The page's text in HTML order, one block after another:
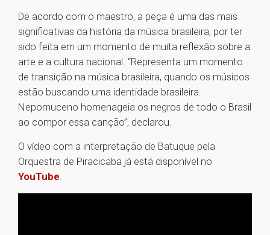
De acordo com o maestro, a peça é uma das mais
significativas da história da música brasileira, por ter
sido feita em um momento de muita reflexão sobre a
arte e a cultura nacional. “Representa um momento
de transição na música brasileira, quando os músicos
estão buscando uma identidade brasileira.
Nepomuceno homenageia os negros de todo o Brasil
ao compor essa canção”, declarou.
O vídeo com a interpretação de Batuque pela
Orquestra de Piracicaba já está disponível no
YouTube.